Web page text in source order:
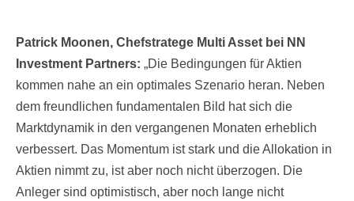
Patrick Moonen, Chefstratege Multi Asset bei NN
Investment Partners: „Die Bedingungen für Aktien
kommen nahe an ein optimales Szenario heran. Neben
dem freundlichen fundamentalen Bild hat sich die
Marktdynamik in den vergangenen Monaten erheblich
verbessert. Das Momentum ist stark und die Allokation in
Aktien nimmt zu, ist aber noch nicht überzogen. Die
Anleger sind optimistisch, aber noch lange nicht